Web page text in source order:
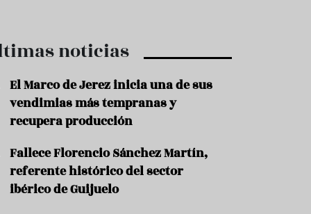
d
o
n
noticias
El Marco de Jerez inicia una de sus
vendimias más tempranas y
recupera producción
Fallece Florencio Sánchez Martín,
referente histórico del sector
ibérico de Guijuelo